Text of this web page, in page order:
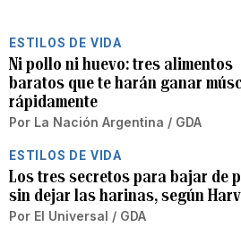
ESTILOS DE VIDA
Ni pollo ni huevo: tres alimentos
baratos que te harán ganar
rápidamente
Por La Nación Argentina / GDA
ESTILOS DE VIDA
Los tres secretos para bajar de
sin dejar las harinas, según
Por El Universal / GDA